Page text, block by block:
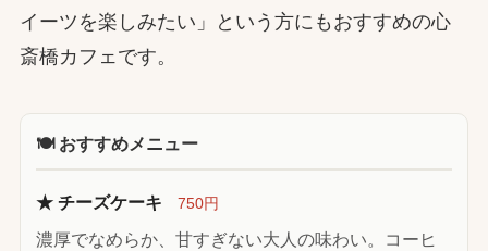
イーツを楽しみたい」という方にもおすすめの心
斎橋カフェです。
🍽 おすすめメニュー
★ チーズケーキ 750円
濃厚でなめらか、甘すぎない大人の味わい。コーヒ